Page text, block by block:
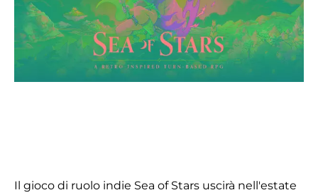
Il gioco di ruolo indie Sea of Stars uscirà nell'estate